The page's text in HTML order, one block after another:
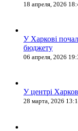
18 апреля, 2026
У Харкові
бюджету
06 апреля, 2026
У центрі
28 марта, 2026